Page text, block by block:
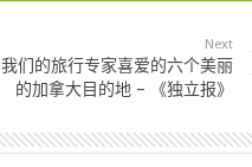
Next
我们的旅行专家喜爱的六个美丽
的加拿大目的地 – 《独立报》